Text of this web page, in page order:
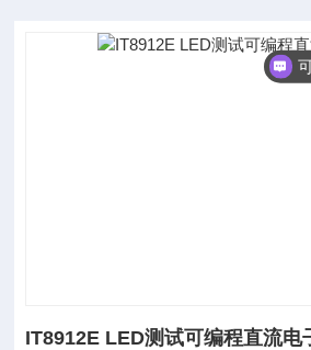
IT8912E LED测试可编程直流电